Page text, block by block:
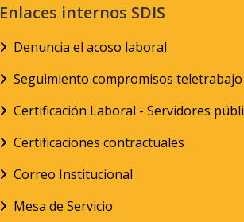
Enlaces internos SDIS
Denuncia el acoso laboral
Seguimiento compromisos teletrabajo
Certificación Laboral - Servidores
Certificaciones contractuales
Correo Institucional
Mesa de Servicio